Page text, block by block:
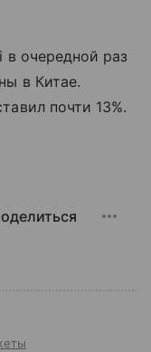
в очередной раз
в Китае.
почти 13%.